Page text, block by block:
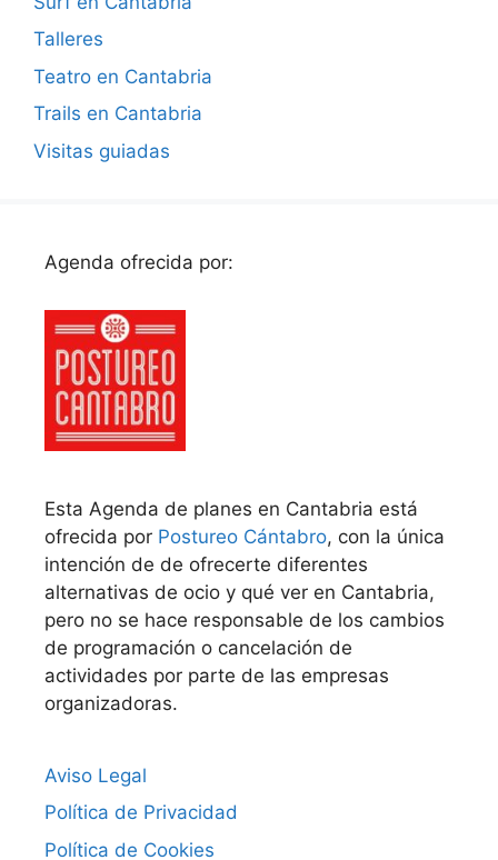
Talleres
Teatro en Cantabria
Trails en Cantabria
Visitas guiadas
Agenda ofrecida por:
Esta Agenda de planes en Cantabria está
ofrecida por Postureo Cántabro, con la única
intención de de ofrecerte diferentes
alternativas de ocio y qué ver en Cantabria,
pero no se hace responsable de los cambios
de programación o cancelación de
actividades por parte de las empresas
organizadoras.
Aviso Legal
Política de Privacidad
Política de Cookies